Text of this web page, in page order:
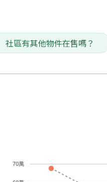
社區有其他物件在售嗎？
70萬